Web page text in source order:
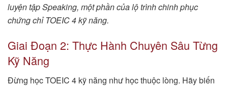
luyện tập Speaking, một phần của lộ trình chinh phục
chứng chỉ TOEIC 4 kỹ năng.
Giai Đoạn 2: Thực Hành Chuyên Sâu Từng
Kỹ Năng
Đừng học TOEIC 4 kỹ năng như học thuộc lòng. Hãy biến